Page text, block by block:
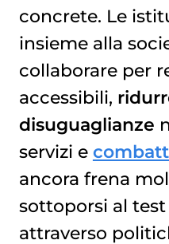
concrete. Le
insieme alla
collaborare per
accessibili,
disuguaglianze
servizi e
ancora frena
sottoporsi al test
attraverso